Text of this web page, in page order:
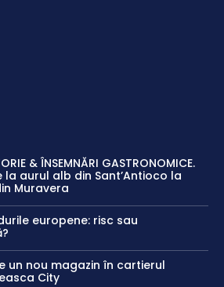
& ÎNSEMNĂRI GASTRONOMICE.
la aurul alb din Sant’Antioco la
Muravera
europene: risc sau
un nou magazin în cartierul
City